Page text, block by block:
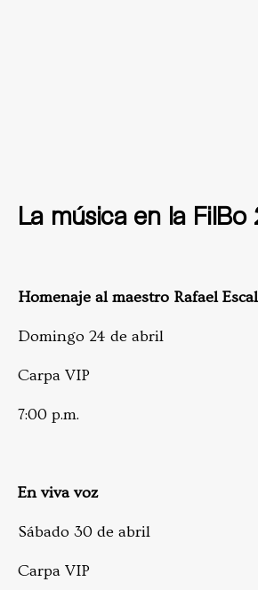
La música en la FilBo
Homenaje al maestro Rafael
Domingo 24 de abril
Carpa VIP
7:00 p.m.
En viva voz
Sábado 30 de abril
Carpa VIP